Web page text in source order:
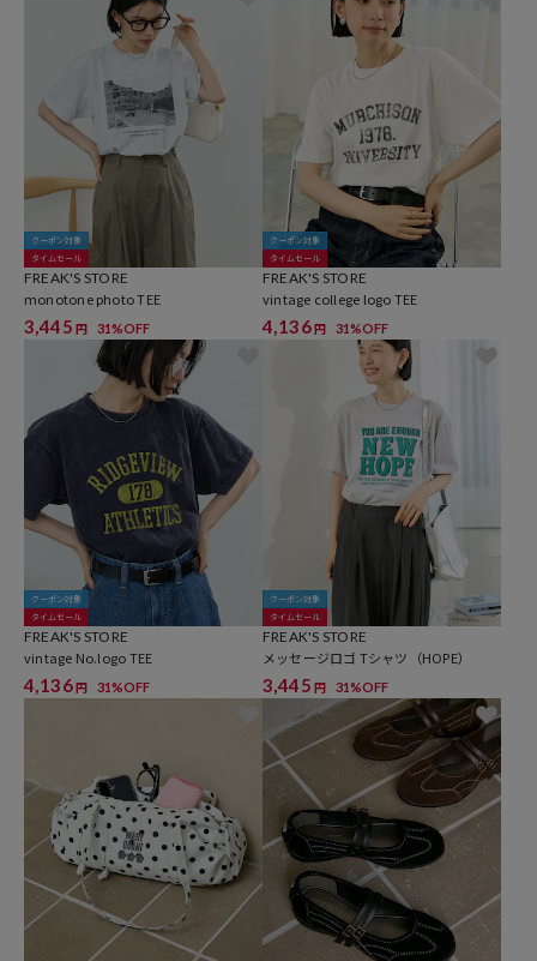
クーポン対象
タイムセール
FREAK'S STORE
monotone photo TEE
3,445 円 31%OFF
クーポン対象
タイムセール
FREAK'S STORE
vintage college logo TEE
4,136円 31%OFF
クーポン対象
タイムセール
FREAK'S STORE
vintage No.logo TEE
4,136円 31%OFF
クーポン対象
タイムセール
FREAK'S STORE
メッセージロゴ Tシャツ（HOPE）
3,445 円 31%OFF